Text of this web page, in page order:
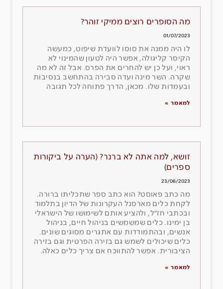
מה הסופרים רוצים ממיקי זוהר?
01/07/2023
לו היה ממנה את סוסו לוועדת שיפוט, כמעשה
הקיסר קליגולה, אפשר היה לטעון שהמינוי לא
ראוי, ועל כן יש להחרים את הפרס. אבל זה לא מה
שקרה. השר מינה ועדה סבירה בהתחשב בנסיבות
ובעמדות שלו. מכאן, הדרך פתוחה לכל תגובה
למאמר »
זושא, למה אתה לא ברנר? (הערה על ביקורות
ספרים)
23/06/2023
מה כתב פאוסט? הוא כתב ספר שתכליתו ברורה.
לקחת כלים מארסנל העקרונות של הדיון בתלמוד
ובכתבי חז״ל, ולהציע אותם לשימושו של הישראלי
בן ימינו. כלים שמשמשים בניהול חיים, בניהול
אנשים, ובהתמודדות עם אתגרים מסוגים שונים.
כלים שיכולים לשמש גם בזירה הפרטית וגם בזירה
הציבורית. אפשר להתווכח אם צריך כלים כאלה.
למאמר »